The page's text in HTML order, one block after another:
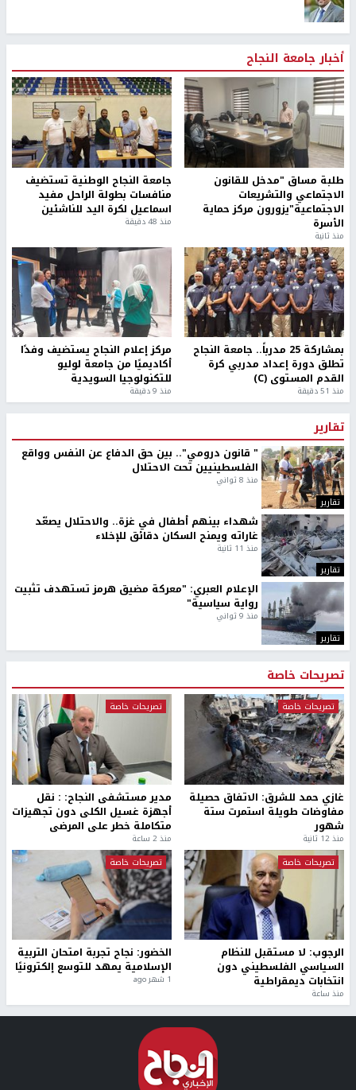
أخبار جامعة النجاح
طلبة مساق "مدخل للقانون
الاجتماعي والتشريعات
الاجتماعية"يزورون مركز حماية
الأسرة
منذ ثانية
جامعة النجاح الوطنية تستضيف
منافسات بطولة الراحل مفيد
اسماعيل لكرة اليد للناشئين
منذ 48 دقيقة
بمشاركة 25 مدرباً.. جامعة النجاح
تطلق دورة إعداد مدربي كرة
القدم المستوى (C)
منذ 51 دقيقة
مركز إعلام النجاح يستضيف وفدًا
أكاديميًا من جامعة لوليو
للتكنولوجيا السويدية
منذ 9 دقيقة
تقارير
تقارير
" قانون درومي".. بين حق الدفاع عن النفس وواقع
الفلسطينيين تحت الاحتلال
منذ 8 ثواني
تقارير
شهداء بينهم أطفال في غزة.. والاحتلال يصعّد
غاراته ويمنح السكان دقائق للإخلاء
منذ 11 ثانية
تقارير
الإعلام العبري: "معركة مضيق هرمز تستهدف تثبيت
رواية سياسية"
منذ 9 ثواني
تصريحات خاصة
تصريحات خاصة
غازي حمد للشرق: الاتفاق حصيلة
مفاوضات طويلة استمرت ستة
شهور
منذ 12 ثانية
تصريحات خاصة
مدير مستشفى النجاح: : نقل
أجهزة غسيل الكلى دون تجهيزات
متكاملة خطر على المرضى
منذ 2 ساعة
تصريحات خاصة
الرجوب: لا مستقبل للنظام
السياسي الفلسطيني دون
انتخابات ديمقراطية
منذ ساعة
تصريحات خاصة
الخضور: نجاح تجربة امتحان التربية
الإسلامية يمهد للتوسع إلكترونيًا
1 شهر ago